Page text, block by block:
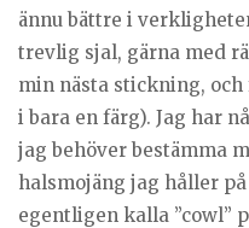
ännu bättre i
trevlig sjal, gärna med
min nästa stickning,
i bara en färg). Jag har
jag behöver bestämma
halsmojäng jag håller
egentligen kalla ”cowl”